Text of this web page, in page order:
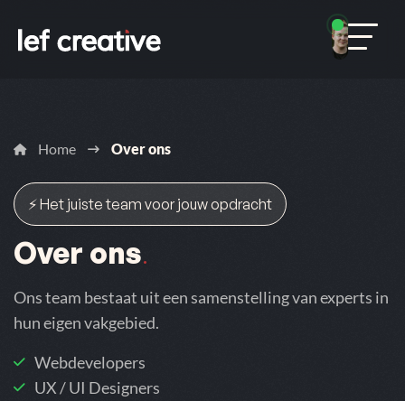
Home Over ons
⚡ Het juiste team voor jouw opdracht
Over ons.
Ons team bestaat uit een samenstelling van experts in
hun eigen vakgebied.
Webdevelopers
UX / UI Designers